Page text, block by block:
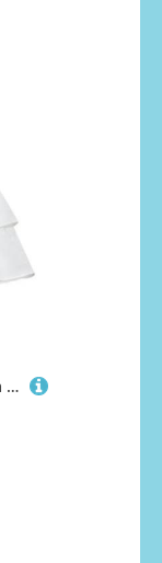
Jiumaocleu Marina Kirarazaka Cosplay-Kostüm, Anime, Cosplay, Shizuka Kuze, weißes T-Shirt, Shorts, kurzer Rock, Pullover, Halloween, Karneval, Cosplay, Kostüme für Unisex